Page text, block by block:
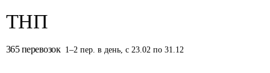
ТНП
365 перевозок 1–2 пер. в день,с 23.02 по 31.12